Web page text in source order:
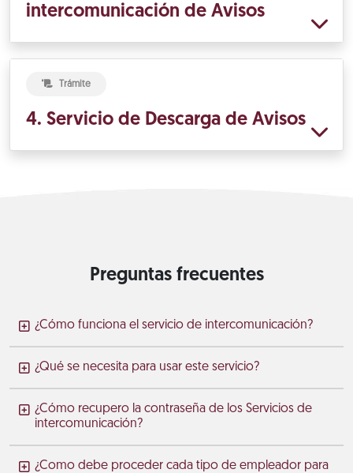
intercomunicación de Avisos
Trámite
4. Servicio de Descarga de Avisos
Preguntas frecuentes
¿Cómo funciona el servicio de intercomunicación?
¿Qué se necesita para usar este servicio?
¿Cómo recupero la contraseña de los Servicios de
intercomunicación?
¿Como debe proceder cada tipo de empleador para